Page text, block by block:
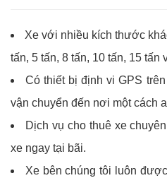
Xe với nhiều kích thước
tấn, 5 tấn, 8 tấn, 10 tấn, 15 tấn
Có thiết bị định vi GPS
vận chuyển đến nơi một cách
Dịch vụ cho thuê xe
xe ngay tại bãi.
Xe bên chúng tôi luôn